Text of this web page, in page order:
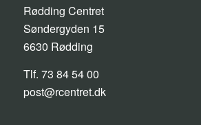
Rødding Centret
Søndergyden 15
6630 Rødding
Tlf. 73 84 54 00
post@rcentret.dk